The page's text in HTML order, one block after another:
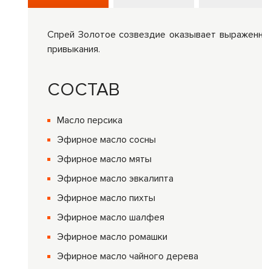
Спрей Золотое созвездие оказывает
привыкания.
СОСТАВ
Масло персика
Эфирное масло сосны
Эфирное масло мяты
Эфирное масло эвкалипта
Эфирное масло пихты
Эфирное масло шалфея
Эфирное масло ромашки
Эфирное масло чайного дерева